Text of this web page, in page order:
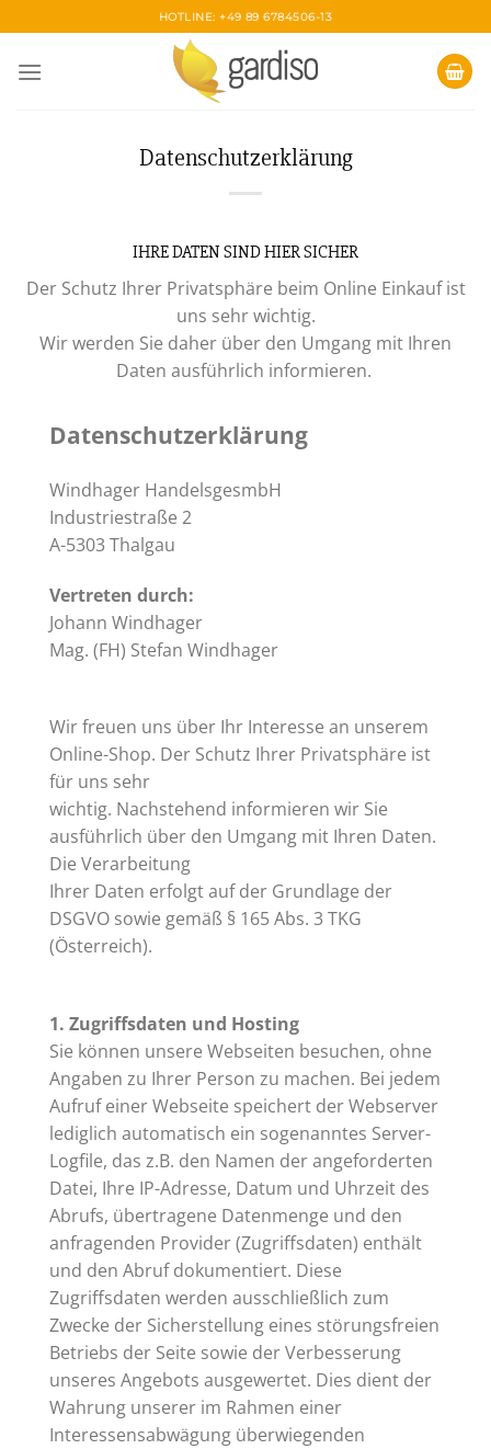
to
content
HOTLINE: +49 89 6784506-13
Datenschutzerklärung
IHRE DATEN SIND HIER SICHER
Der Schutz Ihrer Privatsphäre beim Online Einkauf ist
uns sehr wichtig.
Wir werden Sie daher über den Umgang mit Ihren
Daten ausführlich informieren.
Datenschutzerklärung
Windhager HandelsgesmbH
Industriestraße 2
A-5303 Thalgau
Vertreten durch:
Johann Windhager
Mag. (FH) Stefan Windhager
Wir freuen uns über Ihr Interesse an unserem
Online-Shop. Der Schutz Ihrer Privatsphäre ist
für uns sehr
wichtig. Nachstehend informieren wir Sie
ausführlich über den Umgang mit Ihren Daten.
Die Verarbeitung
Ihrer Daten erfolgt auf der Grundlage der
DSGVO sowie gemäß § 165 Abs. 3 TKG
(Österreich).
1. Zugriffsdaten und Hosting
Sie können unsere Webseiten besuchen, ohne
Angaben zu Ihrer Person zu machen. Bei jedem
Aufruf einer Webseite speichert der Webserver
lediglich automatisch ein sogenanntes Server-
Logfile, das z.B. den Namen der angeforderten
Datei, Ihre IP-Adresse, Datum und Uhrzeit des
Abrufs, übertragene Datenmenge und den
anfragenden Provider (Zugriffsdaten) enthält
und den Abruf dokumentiert. Diese
Zugriffsdaten werden ausschließlich zum
Zwecke der Sicherstellung eines störungsfreien
Betriebs der Seite sowie der Verbesserung
unseres Angebots ausgewertet. Dies dient der
Wahrung unserer im Rahmen einer
Interessensabwägung überwiegenden